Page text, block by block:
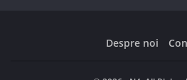
Despre noi